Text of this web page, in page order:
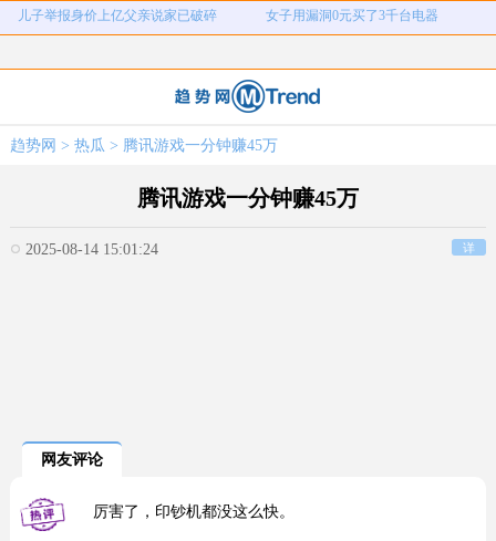
情侣平潭翻墙拍日出坠崖 富婆带资进组给自己硬加60多场吻戏
弊犯罪
1岁宝宝碰坏纸巾盒三亚酒店索赔924 女子开一天一夜空调后二氧化碳中毒
儿子举报身价上亿父亲说家已破碎 女子用漏洞0元买了3千台电器
趋势网 > 热瓜 > 腾讯游戏一分钟赚45万
腾讯游戏一分钟赚45万
2025-08-14 15:01:24 详
网友评论
厉害了，印钞机都没这么快。